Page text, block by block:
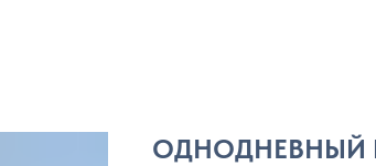
ОДНОДНЕВНЫЙ